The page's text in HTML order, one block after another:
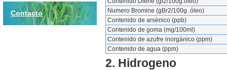
Contacto
Numero Bromine (gBr2/100g. óleo)
Contenido de arsénico (ppb)
Contenido de goma (mg/100ml)
Contenido de azufre inorgánico (ppm)
Contenido de agua (ppm)
2. Hidrogeno